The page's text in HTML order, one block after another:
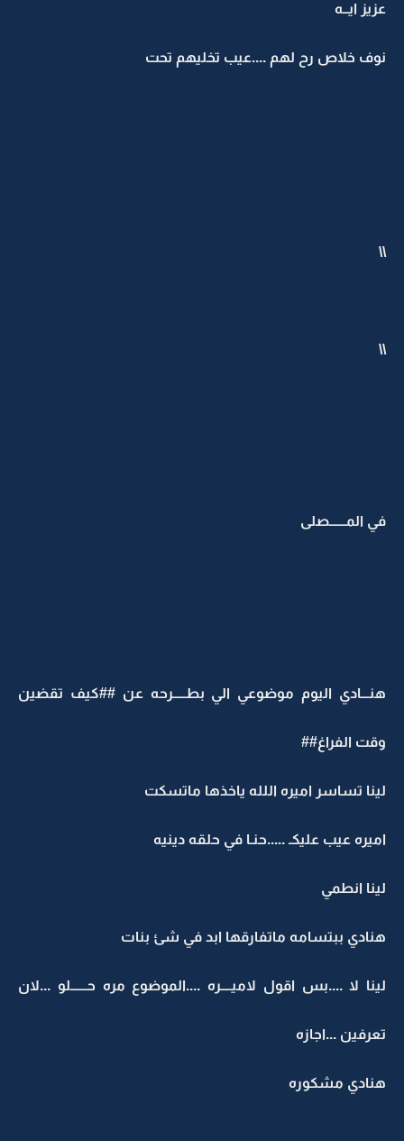
عزيز ايــه
نوف خلاص رح لهم ....عيب تخليهم تحت
\\
\\
في المــــــصلى
هنـــادي اليوم موضوعي الي بطـــــرحه عن ##كيف تقضين
وقت الفراغ##
لينا تساسر اميره اللله ياخذها ماتسكت
اميره عيب عليكـ .....حنـا في حلقه دينيه
لينا انطمي
هنادي ببتسامه ماتفارقها ابد في شئ بنات
لينا لا ....بس اقول لاميــــره ....الموضوع مره حــــــلو ...لان
تعرفين ...اجازه
هنادي مشكوره